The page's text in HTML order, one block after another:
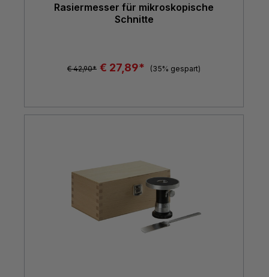
Rasiermesser für mikroskopische
Schnitte
€ 42,90* € 27,89* (35% gespart)